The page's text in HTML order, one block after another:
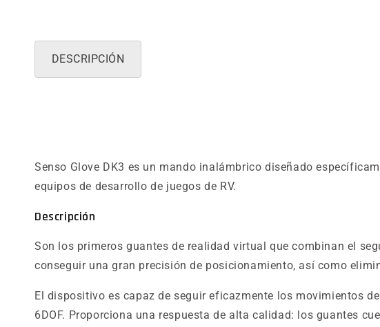
DESCRIPCIÓN
Senso Glove DK3 es un mando inalámbrico diseñado
equipos de desarrollo de juegos de RV.
Descripción
Son los primeros guantes de realidad virtual que combinan el
conseguir una gran precisión de posicionamiento, así como
El dispositivo es capaz de seguir eficazmente los movimientos
6DOF. Proporciona una respuesta de alta calidad: los guantes